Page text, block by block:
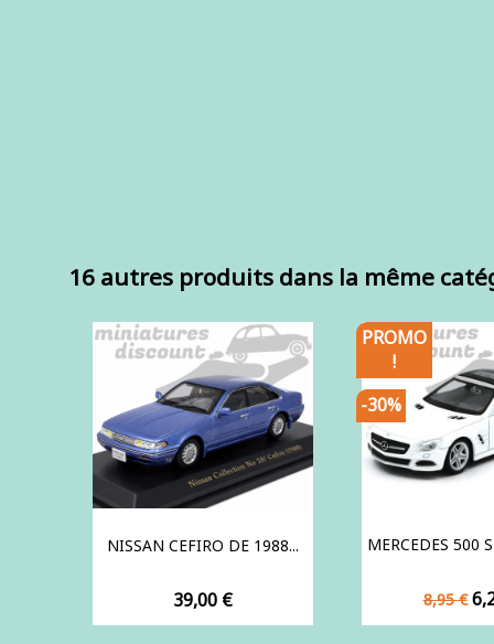
16 autres produits dans la même
NISSAN CEFIRO DE 1988...
Prix
39,00 €
MERCEDES 500
Prix
de
8,95 €
PROMO
!
-30%